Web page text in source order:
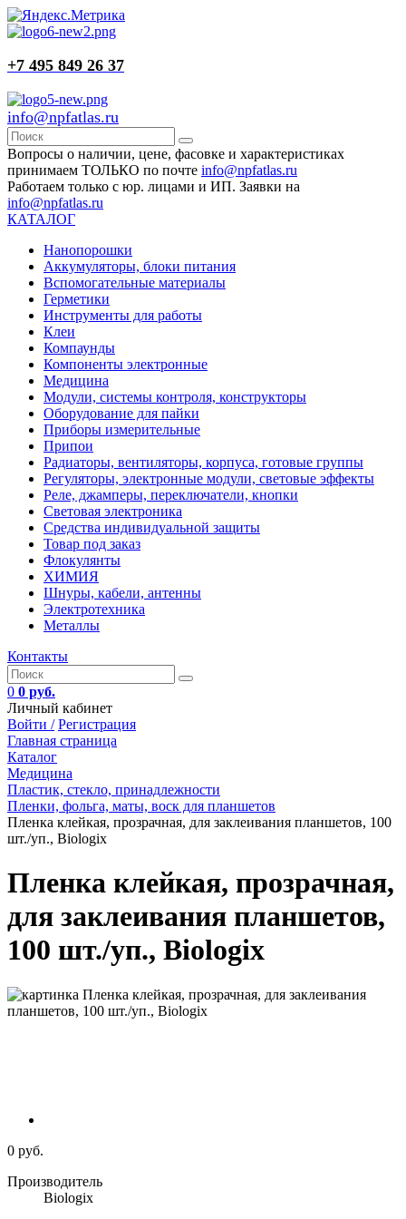
+7 495 849 26 37
info@npfatlas.ru
Вопросы о наличии, цене, фасовке и характеристиках
принимаем ТОЛЬКО по почте info@npfatlas.ru
Работаем только с юр. лицами и ИП. Заявки на
info@npfatlas.ru
КАТАЛОГ
Нанопорошки
Аккумуляторы, блоки питания
Вспомогательные материалы
Герметики
Инструменты для работы
Клеи
Компаунды
Компоненты электронные
Медицина
Модули, системы контроля, конструкторы
Оборудование для пайки
Приборы измерительные
Припои
Радиаторы, вентиляторы, корпуса, готовые группы
Регуляторы, электронные модули, световые эффекты
Реле, джамперы, переключатели, кнопки
Световая электроника
Средства индивидуальной защиты
Товар под заказ
Флокулянты
ХИМИЯ
Шнуры, кабели, антенны
Электротехника
Металлы
Контакты
0 0 руб.
Личный кабинет
Войти / Регистрация
Главная страница
Каталог
Медицина
Пластик, стекло, принадлежности
Пленки, фольга, маты, воск для планшетов
Пленка клейкая, прозрачная, для заклеивания планшетов, 100
шт./уп., Biologix
Пленка клейкая, прозрачная,
для заклеивания планшетов,
100 шт./уп., Biologix
0 руб.
Производитель
Biologix